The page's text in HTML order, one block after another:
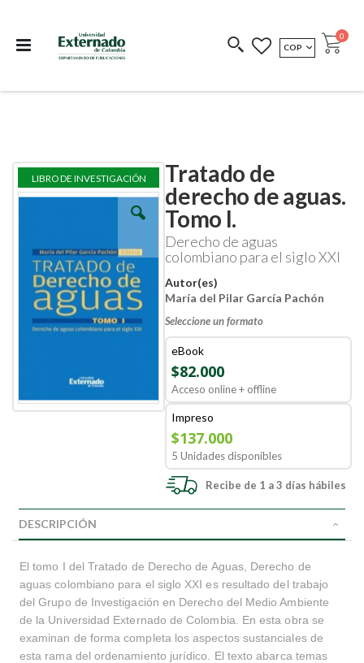
COEDICIONES REDIMIR CÓDIGO
MONEDA
COP Cart
0
Tratado de
derecho de aguas.
Tomo I.
Derecho de aguas
colombiano para el siglo XXI
Autor(es)
María del Pilar García Pachón
Seleccione un formato
eBook
$82.000
Acceso online + offline
Impreso
$137.000
5 Unidades disponibles
Recibe de 1 a 3 días hábiles
Skip
the
images
gallery
Skip
the
images
gallery
LIBRO DE INVESTIGACIÓN
DESCRIPCIÓN
El tomo I del Tratado de Derecho de Aguas, Derecho de
aguas colombiano para el siglo XXI es resultado del trabajo
del Grupo de Investigación en Derecho del Medio Ambiente
de la Universidad Externado de Colombia. En esta obra se
examinan de forma completa los aspectos sustanciales de
esta rama del ordenamiento jurídico. El texto abarca temas